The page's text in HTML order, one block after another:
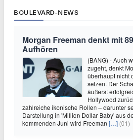
BOULEVARD-NEWS
Morgan Freeman denkt mit
Aufhören
(BANG) - Auch
zugeht, denkt
überhaupt nicht
setzen. Der
äußerst
Hollywood
zahlreiche ikonische Rollen – darunter
Darstellung in 'Million Dollar Baby' aus
kommenden Juni wird Freeman […] (01)